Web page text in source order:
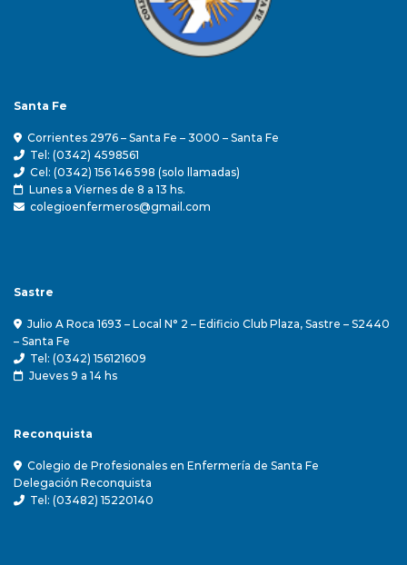
Santa Fe
Corrientes 2976 – Santa Fe – 3000 – Santa Fe
Tel: (0342) 4598561
Cel: (0342) 156 146 598 (solo llamadas)
Lunes a Viernes de 8 a 13 hs.
colegioenfermeros@gmail.com
Sastre
Julio A Roca 1693 – Local N° 2 – Edificio Club Plaza, Sastre – S2440
– Santa Fe
Tel: (0342) 156121609
Jueves 9 a 14 hs
Reconquista
Colegio de Profesionales en Enfermería de Santa Fe
Delegación Reconquista
Tel: (03482) 15220140